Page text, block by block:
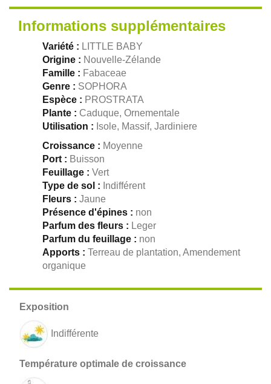
Informations supplémentaires
Variété : LITTLE BABY
Origine : Nouvelle-Zélande
Famille : Fabaceae
Genre : SOPHORA
Espèce : PROSTRATA
Plante : Caduque, Ornementale
Utilisation : Isole, Massif, Jardiniere
Croissance : Moyenne
Port : Buisson
Feuillage : Vert
Type de sol : Indifférent
Fleurs : Jaune
Présence d'épines : non
Parfum des fleurs : Leger
Parfum du feuillage : non
Apports : Terreau de plantation, Amendement
organique
Indifférente